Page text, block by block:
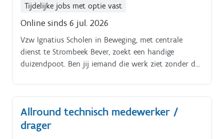
Tijdelijke jobs met optie vast
Online sinds 6 jul. 2026
Vzw Ignatius Scholen in Beweging, met centrale
dienst te Strombeek Bever, zoekt een handige
duizendpoot. Ben jij iemand die werk ziet zonder dat
Allround technisch medewerker /
drager